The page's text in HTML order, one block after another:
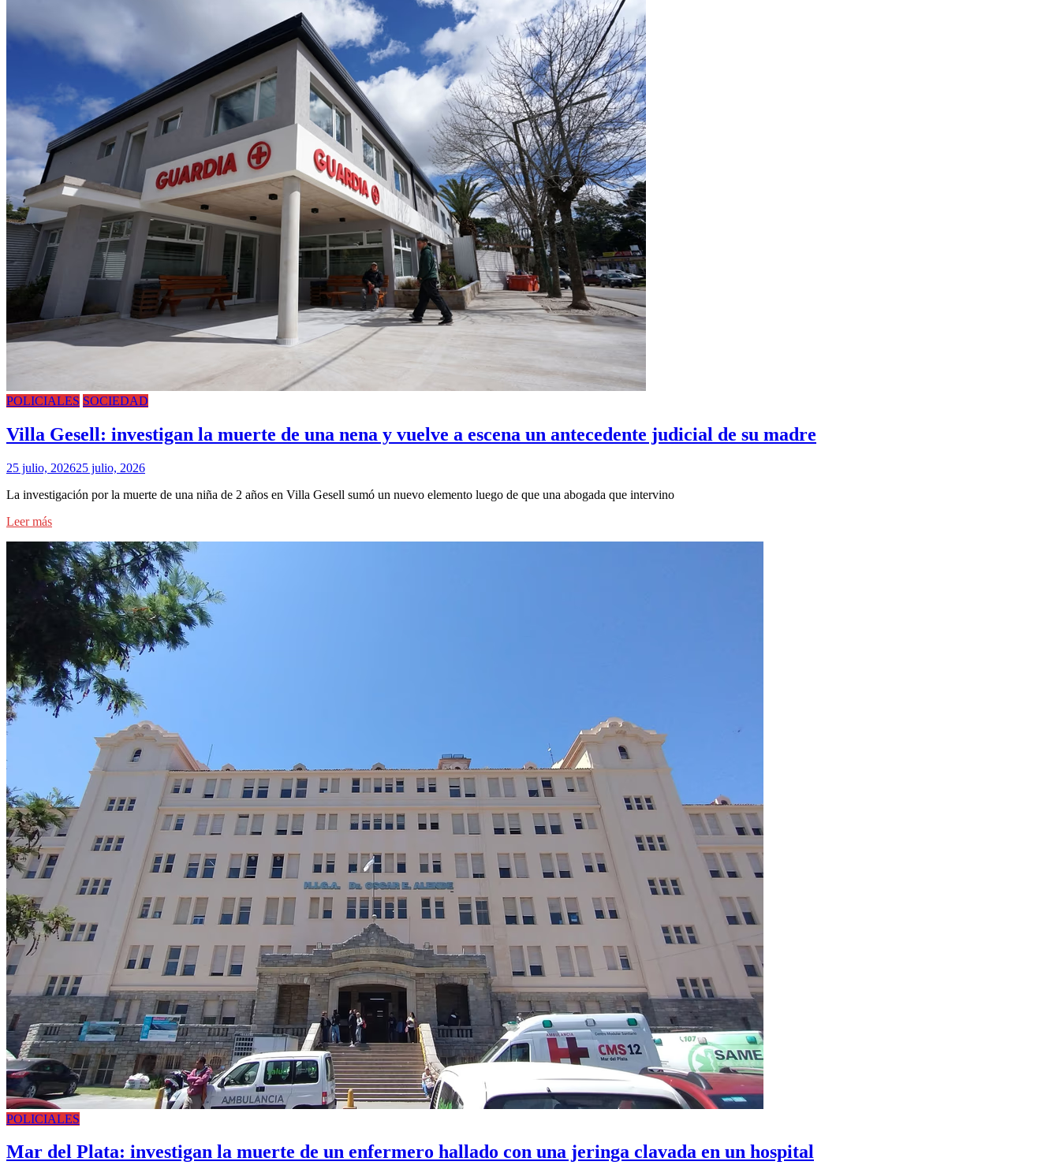
POLICIALES SOCIEDAD
Villa Gesell: investigan la muerte de una nena y vuelve a escena un antecedente judicial de su madre
25 julio, 202625 julio, 2026
La investigación por la muerte de una niña de 2 años en Villa Gesell sumó un nuevo elemento luego de que una abogada que intervino
Leer más
POLICIALES
Mar del Plata: investigan la muerte de un enfermero hallado con una jeringa clavada en un hospital